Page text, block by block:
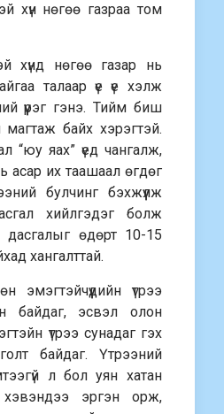
хүн нөгөө газраа том
хүнд нөгөө газар нь
талаар үе үе хэлж
үүрэг гэнэ. Тийм биш
байх хэрэгтэй.
“юу яах” үед чангалж,
асар их таашаал өгдөг
булчинг бэхжүүлж
хийлгэдэг болж
өдөрт 10-15
хангалттай.
эмэгтэйчүүдийн үтрээ
байдаг, эсвэл олон
үтрээ сунадаг гэх
байдаг. Үтрээний
л бол уян хатан
хэвэндээ эргэн орж,